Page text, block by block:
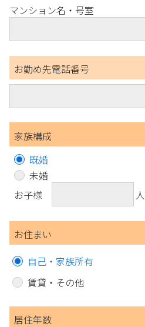
マンション名・号室
お勤め先電話番号
家族構成
既婚
未婚
お子様
人
お住まい
自己・家族所有
賃貸・その他
居住年数